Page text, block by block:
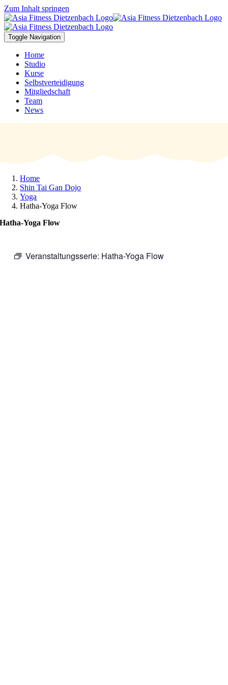
Zum Inhalt springen
Toggle Navigation
Home
Studio
Kurse
Selbstverteidigung
Mitgliedschaft
Team
News
Home
Shin Tai Gan Dojo
Yoga
Hatha-Yoga Flow
Hatha-Yoga Flow
Veranstaltungsserie: Hatha-Yoga Flow